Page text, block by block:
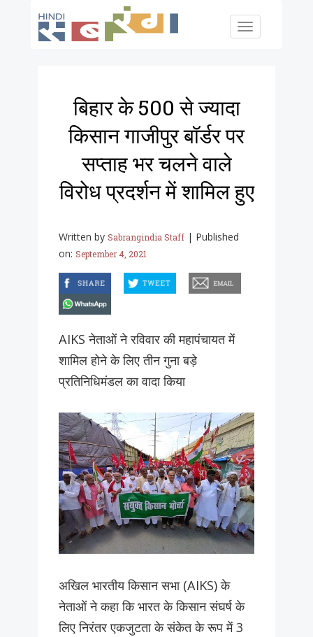
Toggle
बिहार के 500 से ज्यादा
किसान गाजीपुर बॉर्डर पर
सप्ताह भर चलने वाले
विरोध प्रदर्शन में शामिल हुए
Written by Sabrangindia Staff | Published
on: September 4, 2021
AIKS नेताओं ने रविवार की महापंचायत में
शामिल होने के लिए तीन गुना बड़े
प्रतिनिधिमंडल का वादा किया
अखिल भारतीय किसान सभा (AIKS) के
नेताओं ने कहा कि भारत के किसान संघर्ष के
लिए निरंतर एकजुटता के संकेत के रूप में 3